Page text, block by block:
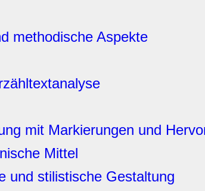
methodische Aspekte
mit Markierungen und
Mittel
und stilistische Gestaltung